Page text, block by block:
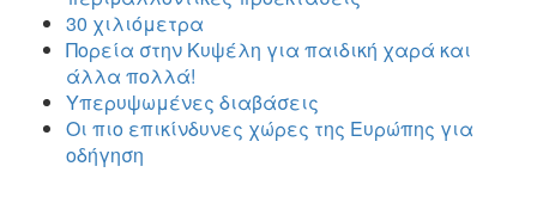
30 χιλιόμετρα
Πορεία στην Κυψέλη για παιδική χαρά και
άλλα πολλά!
Υπερυψωμένες διαβάσεις
Οι πιο επικίνδυνες χώρες της Ευρώπης για
οδήγηση